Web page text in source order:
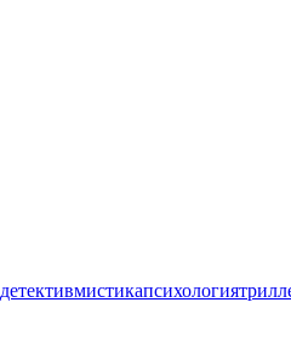
детективмистикапсихология